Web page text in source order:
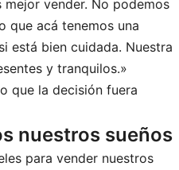
mejor vender. No podemos
que acá tenemos una
está bien cuidada. Nuestra
y tranquilos.»
que la decisión fuera
nuestros sueños
para vender nuestros